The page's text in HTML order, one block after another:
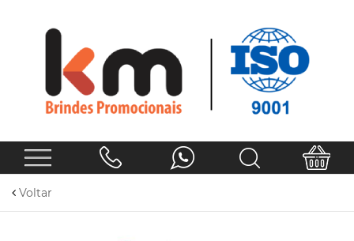
Voltar